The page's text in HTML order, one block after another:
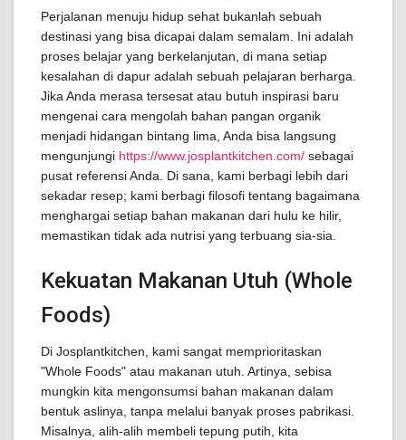
Perjalanan menuju hidup sehat bukanlah sebuah
destinasi yang bisa dicapai dalam semalam. Ini adalah
proses belajar yang berkelanjutan, di mana setiap
kesalahan di dapur adalah sebuah pelajaran berharga.
Jika Anda merasa tersesat atau butuh inspirasi baru
mengenai cara mengolah bahan pangan organik
menjadi hidangan bintang lima, Anda bisa langsung
mengunjungi https://www.josplantkitchen.com/ sebagai
pusat referensi Anda. Di sana, kami berbagi lebih dari
sekadar resep; kami berbagi filosofi tentang bagaimana
menghargai setiap bahan makanan dari hulu ke hilir,
memastikan tidak ada nutrisi yang terbuang sia-sia.
Kekuatan Makanan Utuh (Whole
Foods)
Di Josplantkitchen, kami sangat memprioritaskan
"Whole Foods" atau makanan utuh. Artinya, sebisa
mungkin kita mengonsumsi bahan makanan dalam
bentuk aslinya, tanpa melalui banyak proses pabrikasi.
Misalnya, alih-alih membeli tepung putih, kita